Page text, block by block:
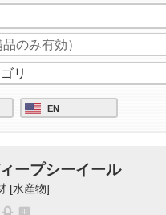
EN
ープシーイール
[水産物]